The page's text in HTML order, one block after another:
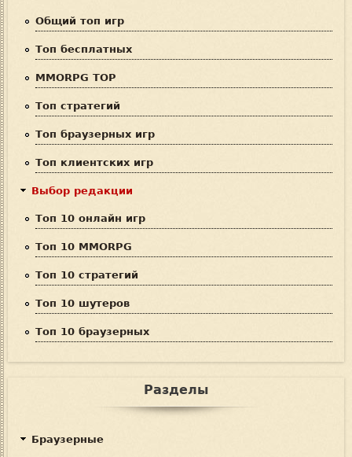
Общий топ игр
Топ бесплатных
MMORPG TOP
Топ стратегий
Топ браузерных игр
Топ клиентских игр
Выбор редакции
Топ 10 онлайн игр
Топ 10 MMORPG
Топ 10 стратегий
Топ 10 шутеров
Топ 10 браузерных
Разделы
Браузерные